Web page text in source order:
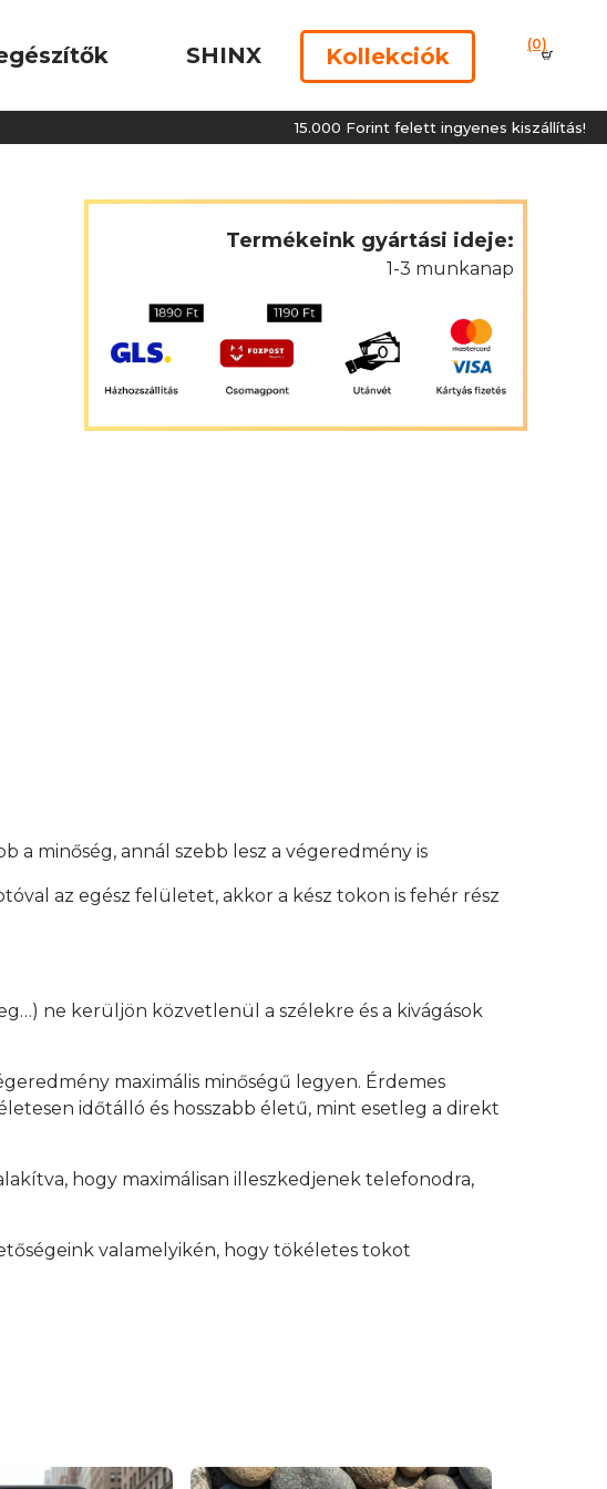
SHINX Kollekciók (0)
15.000 Forint felett ingyenes kiszállítás!
Termékeink gyártási ideje:
1-3 munkanap
a minőség, annál szebb lesz a végeredmény is
az egész felületet, akkor a kész tokon is fehér rész
ne kerüljön közvetlenül a szélekre és a kivágások
maximális minőségű legyen. Érdemes
időtálló és hosszabb életű, mint esetleg a direkt
hogy maximálisan illeszkedjenek telefonodra,
valamelyikén, hogy tökéletes tokot